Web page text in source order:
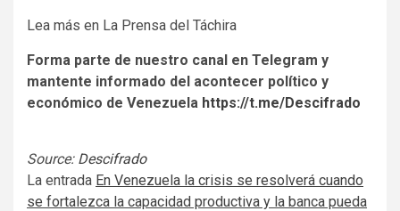
Lea más en La Prensa del Táchira
Forma parte de nuestro canal en Telegram y
mantente informado del acontecer político y
económico de Venezuela https://t.me/Descifrado
Source: Descifrado
La entrada En Venezuela la crisis se resolverá cuando
se fortalezca la capacidad productiva y la banca pueda